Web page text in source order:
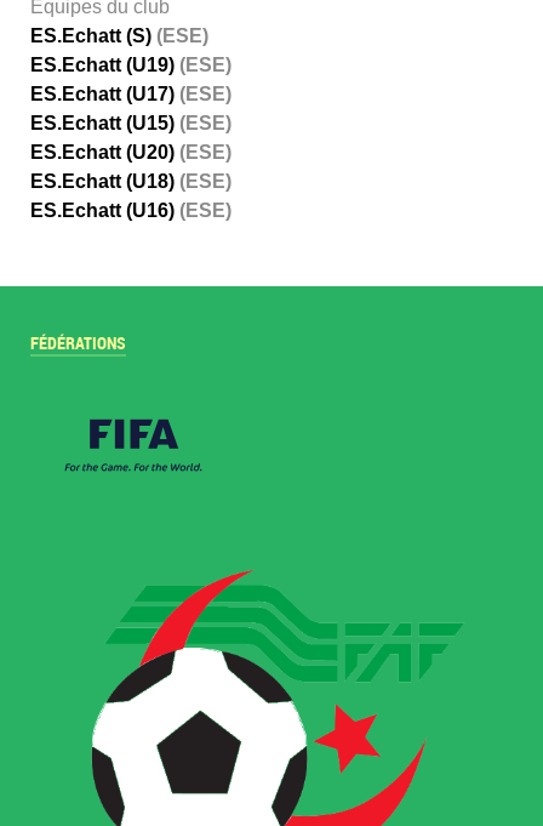
Équipes du club
ES.Echatt (S) (ESE)
ES.Echatt (U19) (ESE)
ES.Echatt (U17) (ESE)
ES.Echatt (U15) (ESE)
ES.Echatt (U20) (ESE)
ES.Echatt (U18) (ESE)
ES.Echatt (U16) (ESE)
FÉDÉRATIONS